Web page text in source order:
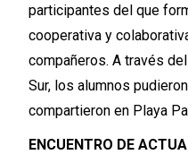
participantes del que
cooperativa y
compañeros. A través
Sur, los alumnos
compartieron en Playa
ENCUENTRO DE